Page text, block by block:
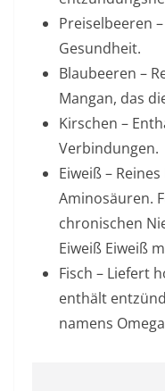
Preiselbeeren
Gesundheit.
Blaubeeren –
Mangan, das
Kirschen –
Verbindungen.
Eiweiß –
Aminosäuren.
chronischen
Eiweiß Eiweiß
Fisch – Liefert
enthält
namens